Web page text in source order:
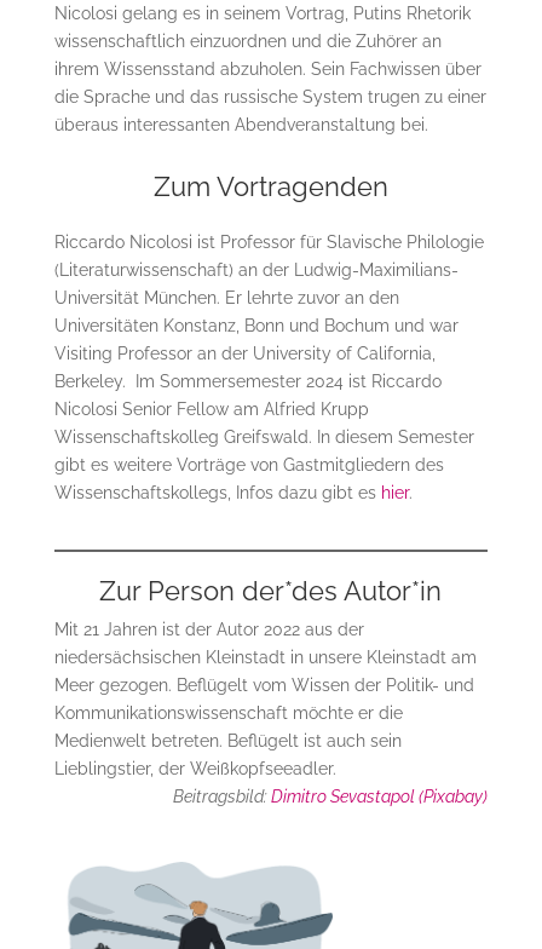
Nicolosi gelang es in seinem Vortrag, Putins Rhetorik
wissenschaftlich einzuordnen und die Zuhörer an
ihrem Wissensstand abzuholen. Sein Fachwissen über
die Sprache und das russische System trugen zu einer
überaus interessanten Abendveranstaltung bei.
Zum Vortragenden
Riccardo Nicolosi ist Professor für Slavische Philologie
(Literaturwissenschaft) an der Ludwig-Maximilians-
Universität München. Er lehrte zuvor an den
Universitäten Konstanz, Bonn und Bochum und war
Visiting Professor an der University of California,
Berkeley. Im Sommersemester 2024 ist Riccardo
Nicolosi Senior Fellow am Alfried Krupp
Wissenschaftskolleg Greifswald. In diesem Semester
gibt es weitere Vorträge von Gastmitgliedern des
Wissenschaftskollegs, Infos dazu gibt es hier.
Zur Person der*des Autor*in
Mit 21 Jahren ist der Autor 2022 aus der
niedersächsischen Kleinstadt in unsere Kleinstadt am
Meer gezogen. Beflügelt vom Wissen der Politik- und
Kommunikationswissenschaft möchte er die
Medienwelt betreten. Beflügelt ist auch sein
Lieblingstier, der Weißkopfseeadler.
Beitragsbild:Dimitro Sevastapol (Pixabay)